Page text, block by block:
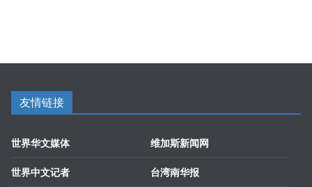
友情链接
世界华文媒体
世界中文记者
维加斯新闻网
台湾南华报